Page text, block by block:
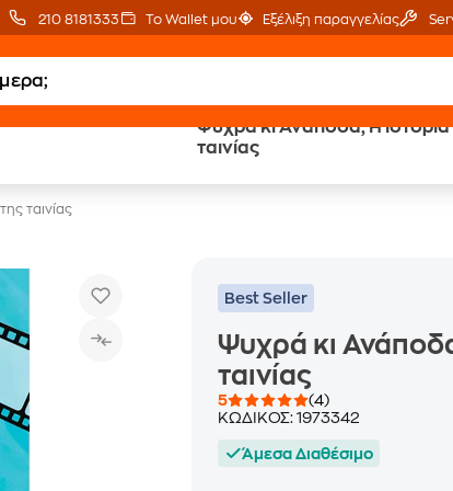
210 8181333 Το Wallet μου Εξέλιξη παραγγελίας
Ψυχρά κι Ανάποδα, Η ιστορία
ταινίας
Δωρεάν Μεταφορικά
ταινίας
Best Seller
Ψυχρά κι
ταινίας
5
(4)
ΚΩΔΙΚΟΣ:1973342
Άμεσα Διαθέσιμο